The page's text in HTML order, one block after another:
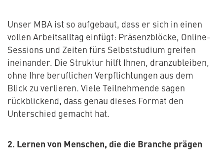
Unser MBA ist so aufgebaut, dass er sich in einen
vollen Arbeitsalltag einfügt: Präsenzblöcke, Online-
Sessions und Zeiten fürs Selbststudium greifen
ineinander. Die Struktur hilft Ihnen, dranzubleiben,
ohne Ihre beruflichen Verpflichtungen aus dem
Blick zu verlieren. Viele Teilnehmende sagen
rückblickend, dass genau dieses Format den
Unterschied gemacht hat.
2. Lernen von Menschen, die die Branche prägen